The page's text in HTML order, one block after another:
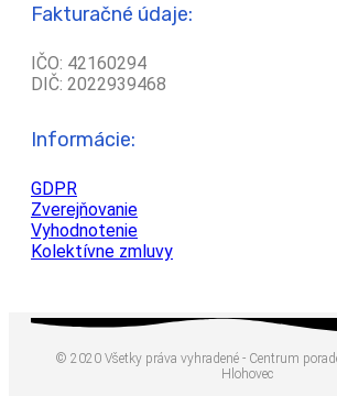
Fakturačné údaje:
IČO: 42160294
DIČ: 2022939468
Informácie:
GDPR
Zverejňovanie
Vyhodnotenie
Kolektívne zmluvy
© 2020 Všetky práva vyhradené - Centrum
Hlohovec